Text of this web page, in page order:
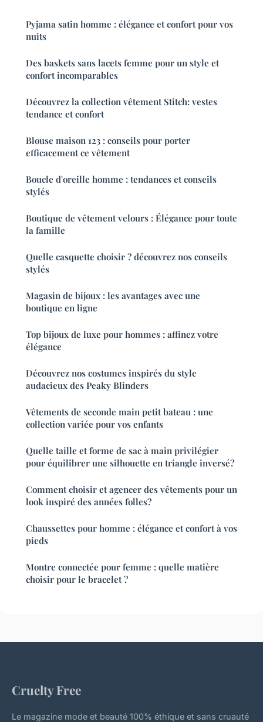
Pyjama satin homme : élégance et confort pour vos
nuits
Des baskets sans lacets femme pour un style et
confort incomparables
Découvrez la collection vêtement Stitch: vestes
tendance et confort
Blouse maison 123 : conseils pour porter
efficacement ce vêtement
Boucle d'oreille homme : tendances et conseils
stylés
Boutique de vêtement velours : Élégance pour toute
la famille
Quelle casquette choisir ? découvrez nos conseils
stylés
Magasin de bijoux : les avantages avec une
boutique en ligne
Top bijoux de luxe pour hommes : affinez votre
élégance
Découvrez nos costumes inspirés du style
audacieux des Peaky Blinders
Vêtements de seconde main petit bateau : une
collection variée pour vos enfants
Quelle taille et forme de sac à main privilégier
pour équilibrer une silhouette en triangle inversé?
Comment choisir et agencer des vêtements pour un
look inspiré des années folles?
Chaussettes pour homme : élégance et confort à vos
pieds
Montre connectée pour femme : quelle matière
choisir pour le bracelet ?
Cruelty Free
Le magazine mode et beauté 100% éthique et sans cruauté